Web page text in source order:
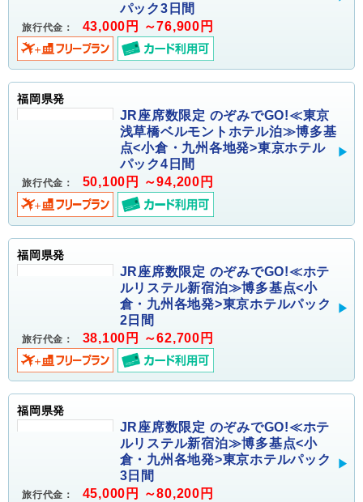
パック3日間
旅行代金： 43,000円 ～76,900円
福岡県発
JR座席数限定 のぞみでGO!≪東京
浅草橋ベルモントホテル泊≫博多基
点<小倉・九州各地発>東京ホテル
パック4日間
旅行代金： 50,100円 ～94,200円
福岡県発
JR座席数限定 のぞみでGO!≪ホテ
ルリステル新宿泊≫博多基点<小
倉・九州各地発>東京ホテルパック
2日間
旅行代金： 38,100円 ～62,700円
福岡県発
JR座席数限定 のぞみでGO!≪ホテ
ルリステル新宿泊≫博多基点<小
倉・九州各地発>東京ホテルパック
3日間
旅行代金： 45,000円 ～80,200円